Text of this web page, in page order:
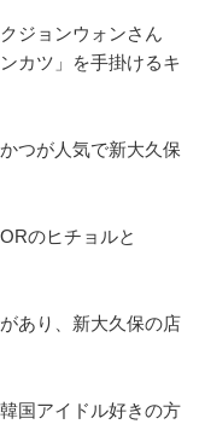
ジョンウォンさん
カツ」を手掛けるキ
つが人気で新大久保
のヒチョルと
あり、新大久保の店
国アイドル好きの方